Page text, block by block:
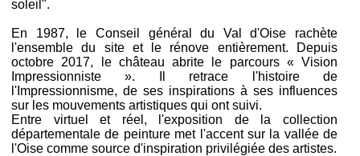
soleil".
En 1987, le Conseil général du Val d'Oise rachète
l'ensemble du site et le rénove entièrement. Depuis
octobre 2017, le château abrite le parcours « Vision
Impressionniste ». Il retrace l'histoire de
l'Impressionnisme, de ses inspirations à ses influences
sur les mouvements artistiques qui ont suivi.
Entre virtuel et réel, l'exposition de la collection
départementale de peinture met l'accent sur la vallée de
l'Oise comme source d'inspiration privilégiée des artistes.